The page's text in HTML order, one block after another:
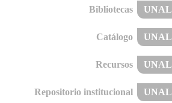
Bibliotecas UNAL
Catálogo UNAL
Recursos UNAL
Repositorio institucional UNAL